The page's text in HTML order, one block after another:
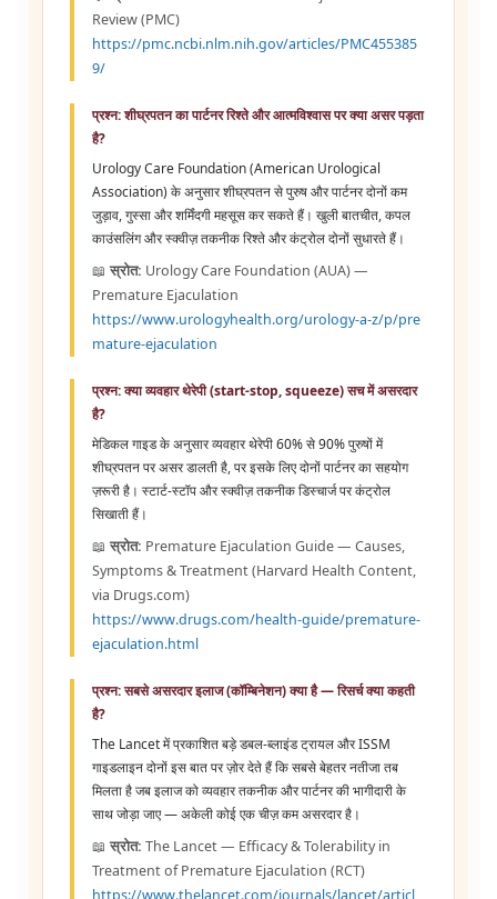
Review (PMC)
https://pmc.ncbi.nlm.nih.gov/articles/PMC455385
9/
प्रश्न: शीघ्रपतन का पार्टनर रिश्ते और आत्मविश्वास पर क्या असर पड़ता
है?
Urology Care Foundation (American Urological
Association) के अनुसार शीघ्रपतन से पुरुष और पार्टनर दोनों कम
जुड़ाव, गुस्सा और शर्मिंदगी महसूस कर सकते हैं। खुली बातचीत, कपल
काउंसलिंग और स्क्वीज़ तकनीक रिश्ते और कंट्रोल दोनों सुधारते हैं।
📖 स्रोत: Urology Care Foundation (AUA) —
Premature Ejaculation
https://www.urologyhealth.org/urology-a-z/p/pre
mature-ejaculation
प्रश्न: क्या व्यवहार थेरेपी (start-stop, squeeze) सच में असरदार
है?
मेडिकल गाइड के अनुसार व्यवहार थेरेपी 60% से 90% पुरुषों में
शीघ्रपतन पर असर डालती है, पर इसके लिए दोनों पार्टनर का सहयोग
ज़रूरी है। स्टार्ट-स्टॉप और स्क्वीज़ तकनीक डिस्चार्ज पर कंट्रोल
सिखाती हैं।
📖 स्रोत: Premature Ejaculation Guide — Causes,
Symptoms & Treatment (Harvard Health Content,
via Drugs.com)
https://www.drugs.com/health-guide/premature-
ejaculation.html
प्रश्न: सबसे असरदार इलाज (कॉम्बिनेशन) क्या है — रिसर्च क्या कहती
है?
The Lancet में प्रकाशित बड़े डबल-ब्लाइंड ट्रायल और ISSM
गाइडलाइन दोनों इस बात पर ज़ोर देते हैं कि सबसे बेहतर नतीजा तब
मिलता है जब इलाज को व्यवहार तकनीक और पार्टनर की भागीदारी के
साथ जोड़ा जाए — अकेली कोई एक चीज़ कम असरदार है।
📖 स्रोत: The Lancet — Efficacy & Tolerability in
Treatment of Premature Ejaculation (RCT)
https://www.thelancet.com/journals/lancet/articl